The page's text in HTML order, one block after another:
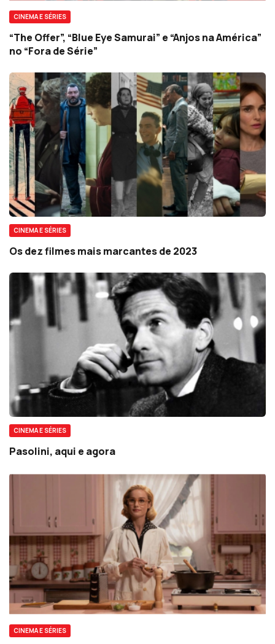
CINEMA E SÉRIES
“The Offer”, “Blue Eye Samurai” e “Anjos na América”
no “Fora de Série”
CINEMA E SÉRIES
Os dez filmes mais marcantes de 2023
CINEMA E SÉRIES
Pasolini, aqui e agora
CINEMA E SÉRIES